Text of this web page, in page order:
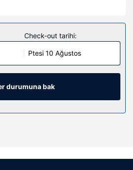
var. Misafirlerin konforu için
vantilatörü sunulmaktadır.
Check-out tarihi:
Ptesi 10 Ağustos
durumuna bak